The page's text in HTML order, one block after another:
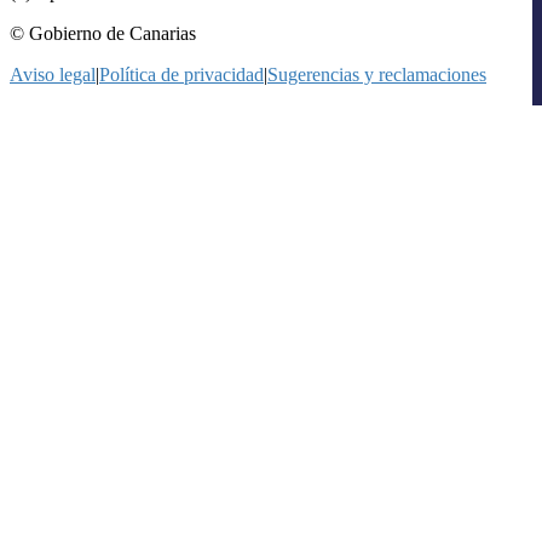
© Gobierno de Canarias
Aviso legal|Política de privacidad|Sugerencias y reclamaciones